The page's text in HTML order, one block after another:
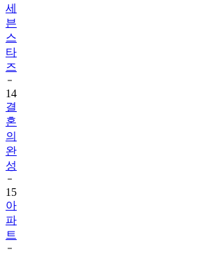
세
븐
스
타
즈
14
결
혼
의
완
성
15
아
파
트